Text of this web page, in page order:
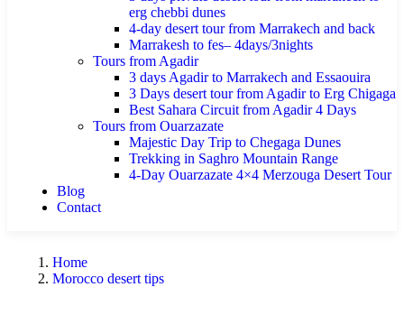
erg chebbi dunes
4-day desert tour from Marrakech and back
Marrakesh to fes– 4days/3nights
Tours from Agadir
3 days Agadir to Marrakech and Essaouira
3 Days desert tour from Agadir to Erg Chigaga
Best Sahara Circuit from Agadir 4 Days
Tours from Ouarzazate
Majestic Day Trip to Chegaga Dunes
Trekking in Saghro Mountain Range
4-Day Ouarzazate 4×4 Merzouga Desert Tour
Blog
Contact
Home
Morocco desert tips